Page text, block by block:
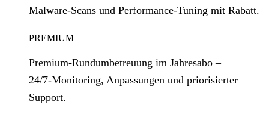
Malware‑Scans und Performance‑Tuning mit Rabatt.
PREMIUM
Premium‑Rundumbetreuung im Jahresabo –
24/7‑Monitoring, Anpassungen und priorisierter
Support.